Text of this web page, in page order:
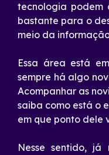
tecnologia podem
bastante para o
meio da
Essa área está
sempre há algo
Acompanhar as
saiba como está o
em que ponto dele
Nesse sentido, já